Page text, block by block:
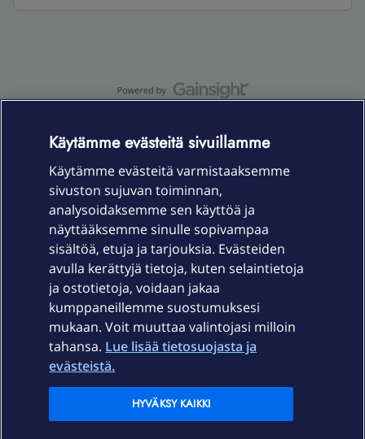
Laitteet & liittymät
Palvelut
Ajankohtaista
Elisa Oyj
Käytämme evästeitä sivuillamme
Käytämme evästeitä varmistaaksemme
sivuston sujuvan toiminnan,
analysoidaksemme sen käyttöä ja
näyttääksemme sinulle sopivampaa
sisältöä, etuja ja tarjouksia. Evästeiden
avulla kerättyjä tietoja, kuten selaintietoja
ja ostotietoja, voidaan jakaa
kumppaneillemme suostumuksesi
mukaan. Voit muuttaa valintojasi milloin
tahansa. Lue lisää tietosuojasta ja
evästeistä.
HYVÄKSY KAIKKI